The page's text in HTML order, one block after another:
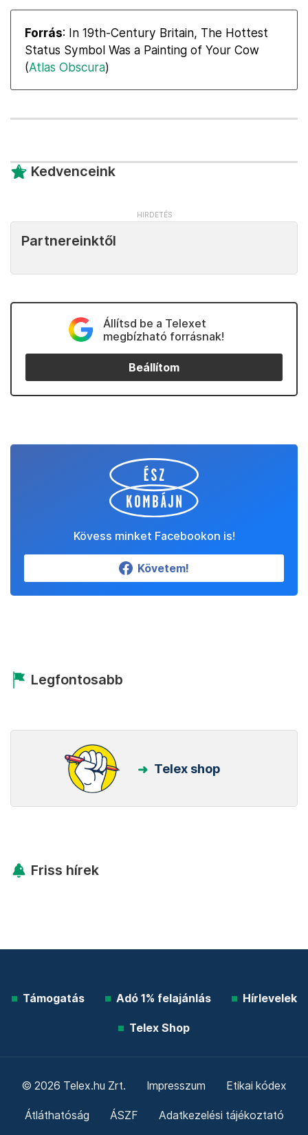
Forrás: In 19th-Century Britain, The Hottest
Status Symbol Was a Painting of Your Cow
(Atlas Obscura)
Kedvenceink
Partnereinktől
Állítsd be a Telexet
megbízható forrásnak!
Beállítom
Kövess minket Facebookon is!
Követem!
Legfontosabb
Telex shop
Friss hírek
Támogatás Adó 1% felajánlás Hírlevelek
Telex Shop
© 2026 Telex.hu Zrt. Impresszum Etikai kódex
Átláthatóság ÁSZF Adatkezelési tájékoztató